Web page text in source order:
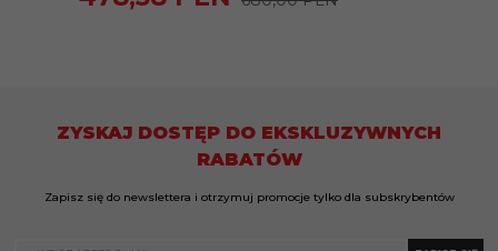
ZYSKAJ DOSTĘP DO EKSKLUZYWNYCH
RABATÓW
Zapisz się do newslettera i otrzymuj promocje tylko dla subskrybentów